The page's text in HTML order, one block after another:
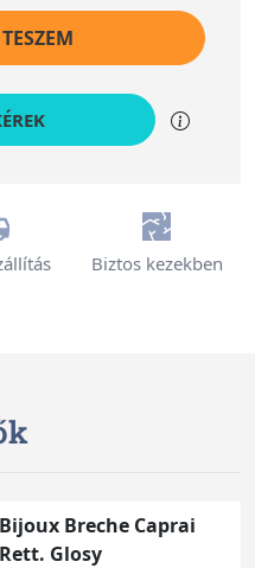
Biztos kezekben
Bijoux Breche Caprai
Rett. Glosy